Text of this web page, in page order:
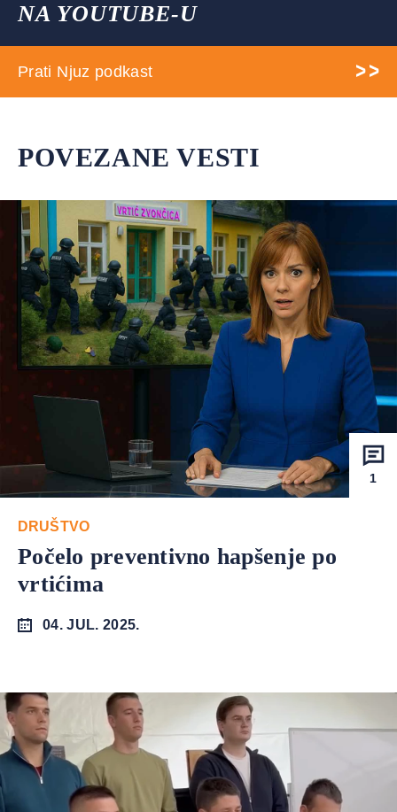
NA YOUTUBE-U
Prati Njuz podkast
POVEZANE VESTI
1
DRUŠTVO
Počelo preventivno hapšenje po
vrtićima
04. JUL. 2025.